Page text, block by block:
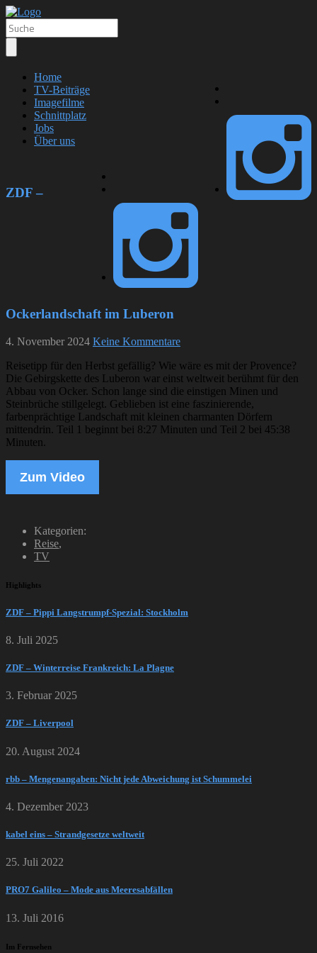
Home
TV-Beiträge
Imagefilme
Schnittplatz
Jobs
Über uns
ZDF –
Ockerlandschaft im Luberon
4. November 2024 Keine Kommentare
Reisetipp für den Herbst gefällig? Wie wäre es mit der Provence?
Die Gebirgskette des Luberon war einst weltweit berühmt für den
Abbau von Ocker. Schon lange sind die einstigen Minen und
Steinbrüche stillgelegt. Geblieben ist eine faszinierende,
farbenprächtige Landschaft mit kleinen charmanten Dörfern
mittendrin. Teil 1 beginnt bei 8:27 Minuten und Teil 2 bei 45:38
Minuten.
Zum Video
Kategorien:
Reise,
TV
Highlights
ZDF – Pippi Langstrumpf-Spezial: Stockholm
8. Juli 2025
ZDF – Winterreise Frankreich: La Plagne
3. Februar 2025
ZDF – Liverpool
20. August 2024
rbb – Mengenangaben: Nicht jede Abweichung ist Schummelei
4. Dezember 2023
kabel eins – Strandgesetze weltweit
25. Juli 2022
PRO7 Galileo – Mode aus Meeresabfällen
13. Juli 2016
Im Fernsehen